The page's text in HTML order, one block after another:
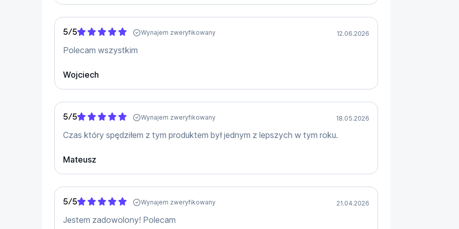
Integracja pracowników
Nic nie scala ludzi tak jak wspólne budowanie nowych doświadczeń. Poznajcie
5/5 Wynajem zweryfikowany 12.06.2026
Polecam wszystkim
Wojciech
5/5 Wynajem zweryfikowany 18.05.2026
Czas który spędziłem z tym produktem był jednym z lepszych w tym roku.
Mateusz
5/5 Wynajem zweryfikowany 21.04.2026
Jestem zadowolony! Polecam